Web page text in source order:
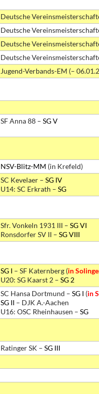
Deutsche
Deutsche
Deutsche
Deutsche
Jugend-Verbands-EM (–
SF Anna 88 – SG V
NSV-Blitz-MM (in Krefeld)
SC Kevelaer – SG IV
U14: SC Erkrath – SG
Sfr. Vonkeln 1931 III – SG VI
Ronsdorfer SV II – SG VIII
SG I – SF Katernberg (in
U20: SG Kaarst 2 – SG 2
SC Hansa Dortmund – SG I (in
SG II – DJK A.-Aachen
U16: OSC Rheinhausen – SG
Ratinger SK – SG III